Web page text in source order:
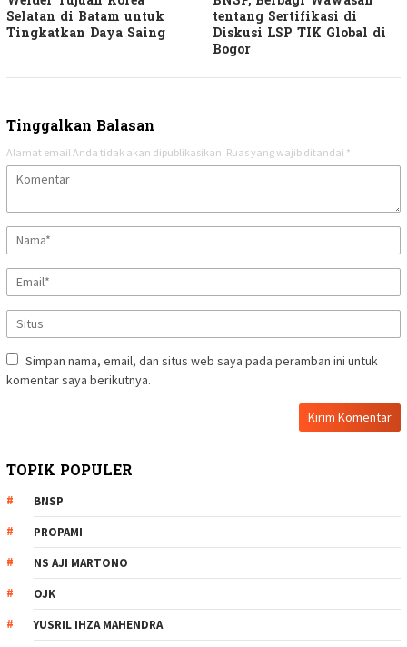
Selatan di Batam untuk
Tingkatkan Daya Saing
tentang Sertifikasi di
Diskusi LSP TIK Global di
Bogor
Tinggalkan Balasan
Alamat email Anda tidak akan dipublikasikan. Ruas yang wajib ditandai *
Simpan nama, email, dan situs web saya pada peramban ini untuk
komentar saya berikutnya.
TOPIK POPULER
BNSP
PROPAMI
NS AJI MARTONO
OJK
YUSRIL IHZA MAHENDRA